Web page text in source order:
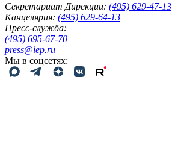
Секретариат Дирекции: (495) 629-47-13
Канцелярия: (495) 629-64-13
Пресс-служба:
(495) 695-67-70
press@iep.ru
Мы в соцсетях: